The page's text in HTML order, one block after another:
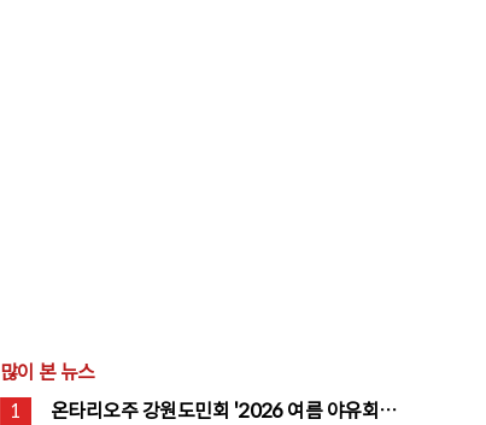
많이 본 뉴스
1
온타리오주 강원도민회 '2026 여름 야유회'